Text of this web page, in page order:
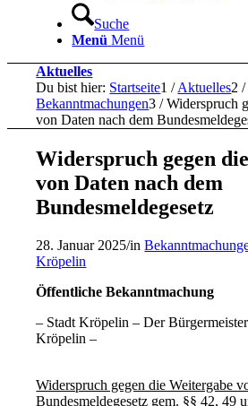
Suche
Menü Menü
Aktuelles
Du bist hier: Startseite1 / Aktuelles2 /
Bekanntmachungen3 / Widerspruch
von Daten nach dem
Widerspruch gegen
von Daten nach dem
Bundesmeldegesetz
28. Januar 2025/in
Kröpelin
Öffentliche Bekanntmachung
– Stadt Kröpelin – Der
Kröpelin –
Widerspruch gegen die Weitergabe
Bundesmeldegesetz gem. §§ 42, 49